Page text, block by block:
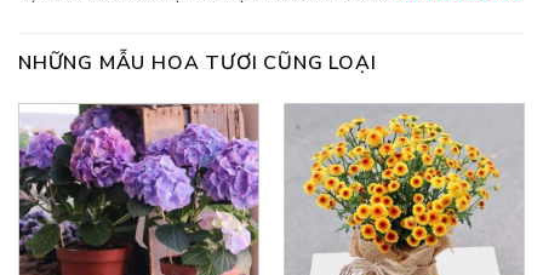
NHỮNG MẪU HOA TƯƠI CŨNG LOẠI